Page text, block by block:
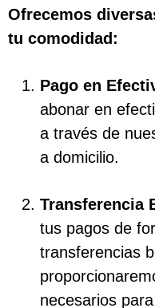
Ofrecemos
tu comodidad:
Pago en
abonar en
a través de
a domicilio.
Transferencia
tus pagos de
transferencias
necesarios